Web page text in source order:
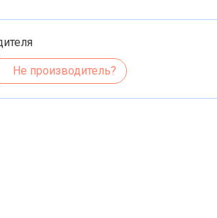
Не производитель?